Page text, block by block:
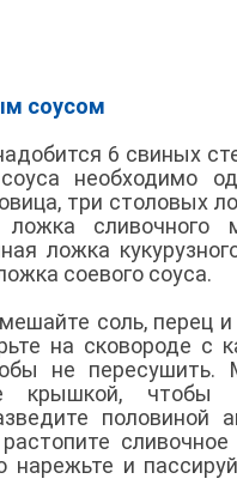
соусом
6 свиных
необходимо
три столовых
сливочного
ложка
соевого соуса.
соль, перец
на сковороде с
не пересушить.
крышкой,
половиной
нарежьте и